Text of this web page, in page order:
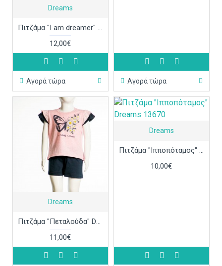
Dreams
Πιτζάμα "I am dreamer" Dreams 13699
12,00€
Αγορά τώρα Αγορά τώρα
Dreams
Πιτζάμα "Πεταλούδα" Dreams 13676
11,00€
Dreams
Πιτζάμα "Ιπποπόταμος" Dreams 13670
10,00€